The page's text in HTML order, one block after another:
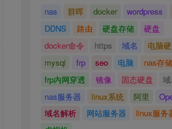
nas 群晖 docker wordpress
DDNS
路由 硬盘存储
硬盘
docker命令
https 域名
电脑
mysql
frp seo 电脑
nas存储
frp内网穿透
镜像 固态硬盘
nas服务器
linux系统 阿里
域名解析
网站服务器
linux服务